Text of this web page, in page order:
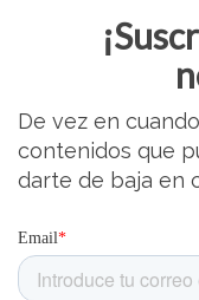
De vez en
contenidos que
darte de baja en